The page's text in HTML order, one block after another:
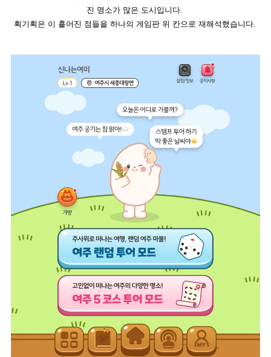
진 명소가 많은 도시입니다.
획기획은 이 흩어진 점들을 하나의 게임판 위 칸으로 재해석했습니다.